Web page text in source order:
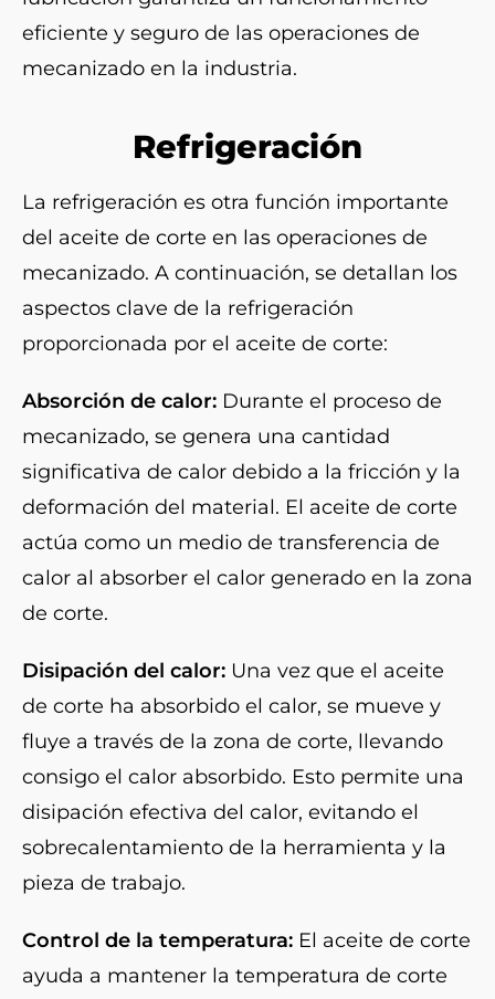
eficiente y seguro de las operaciones de
mecanizado en la industria.
Refrigeración
La refrigeración es otra función importante
del aceite de corte en las operaciones de
mecanizado. A continuación, se detallan los
aspectos clave de la refrigeración
proporcionada por el aceite de corte:
Absorción de calor: Durante el proceso de
mecanizado, se genera una cantidad
significativa de calor debido a la fricción y la
deformación del material. El aceite de corte
actúa como un medio de transferencia de
calor al absorber el calor generado en la zona
de corte.
Disipación del calor: Una vez que el aceite
de corte ha absorbido el calor, se mueve y
fluye a través de la zona de corte, llevando
consigo el calor absorbido. Esto permite una
disipación efectiva del calor, evitando el
sobrecalentamiento de la herramienta y la
pieza de trabajo.
Control de la temperatura: El aceite de corte
ayuda a mantener la temperatura de corte